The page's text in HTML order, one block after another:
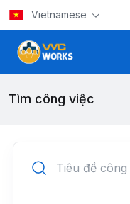
Vietnamese
Tìm công việc